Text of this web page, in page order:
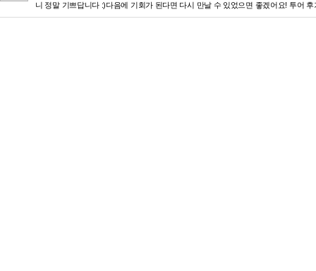
니 정말 기쁘답니다 :)다음에 기회가 된다면 다시 만날 수 있었으면 좋겠어요! 투어